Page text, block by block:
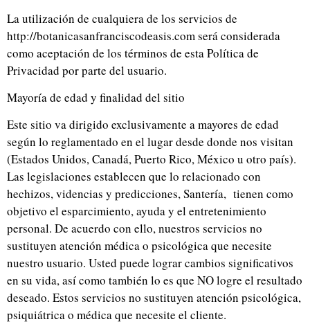
La utilización de cualquiera de los servicios de
http://botanicasanfranciscodeasis.com será considerada
como aceptación de los términos de esta Política de
Privacidad por parte del usuario.
Mayoría de edad y finalidad del sitio
Este sitio va dirigido exclusivamente a mayores de edad
según lo reglamentado en el lugar desde donde nos visitan
(Estados Unidos, Canadá, Puerto Rico, México u otro país).
Las legislaciones establecen que lo relacionado con
hechizos, videncias y predicciones, Santería, tienen como
objetivo el esparcimiento, ayuda y el entretenimiento
personal. De acuerdo con ello, nuestros servicios no
sustituyen atención médica o psicológica que necesite
nuestro usuario. Usted puede lograr cambios significativos
en su vida, así como también lo es que NO logre el resultado
deseado. Estos servicios no sustituyen atención psicológica,
psiquiátrica o médica que necesite el cliente.